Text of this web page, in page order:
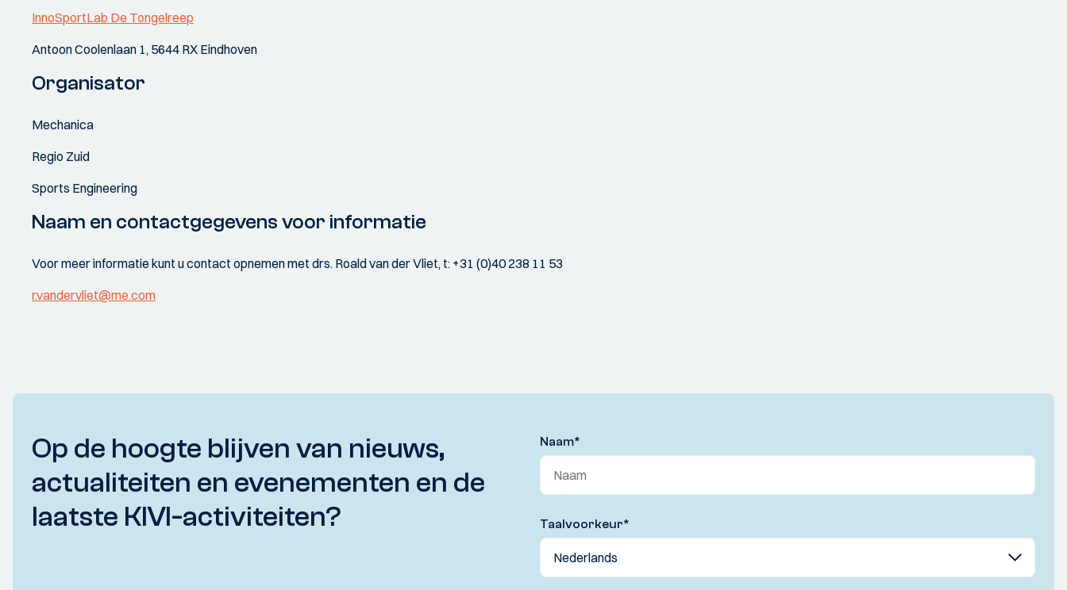
InnoSportLab De Tongelreep
Antoon Coolenlaan 1, 5644 RX Eindhoven
Organisator
Mechanica
Regio Zuid
Sports Engineering
Naam en contactgegevens voor informatie
Voor meer informatie kunt u contact opnemen met drs. Roald van der Vliet, t: +31 (0)40 238 11 53
r.vandervliet@me.com
Op de hoogte blijven van nieuws,
actualiteiten en evenementen en de
laatste KIVI-activiteiten?
Naam*
Taalvoorkeur*